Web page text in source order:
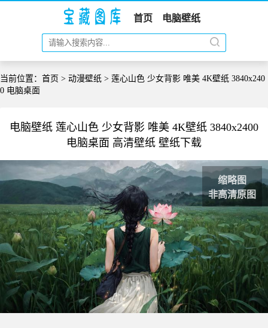
首页 电脑壁纸
当前位置： 首页 > 动漫壁纸 > 莲心山色 少女背影 唯美 4K壁纸 3840x240
0 电脑桌面
电脑壁纸 莲心山色 少女背影 唯美 4K壁纸 3840x2400
电脑桌面 高清壁纸 壁纸下载
缩略图
非高清原图